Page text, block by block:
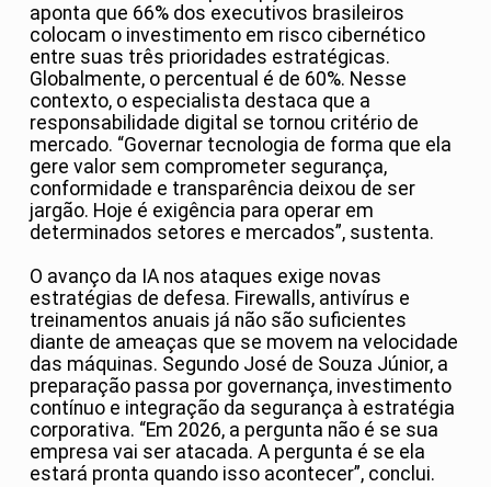
aponta que 66% dos executivos brasileiros
colocam o investimento em risco cibernético
entre suas três prioridades estratégicas.
Globalmente, o percentual é de 60%. Nesse
contexto, o especialista destaca que a
responsabilidade digital se tornou critério de
mercado. “Governar tecnologia de forma que ela
gere valor sem comprometer segurança,
conformidade e transparência deixou de ser
jargão. Hoje é exigência para operar em
determinados setores e mercados”, sustenta.
O avanço da IA nos ataques exige novas
estratégias de defesa. Firewalls, antivírus e
treinamentos anuais já não são suficientes
diante de ameaças que se movem na velocidade
das máquinas. Segundo José de Souza Júnior, a
preparação passa por governança, investimento
contínuo e integração da segurança à estratégia
corporativa. “Em 2026, a pergunta não é se sua
empresa vai ser atacada. A pergunta é se ela
estará pronta quando isso acontecer”, conclui.